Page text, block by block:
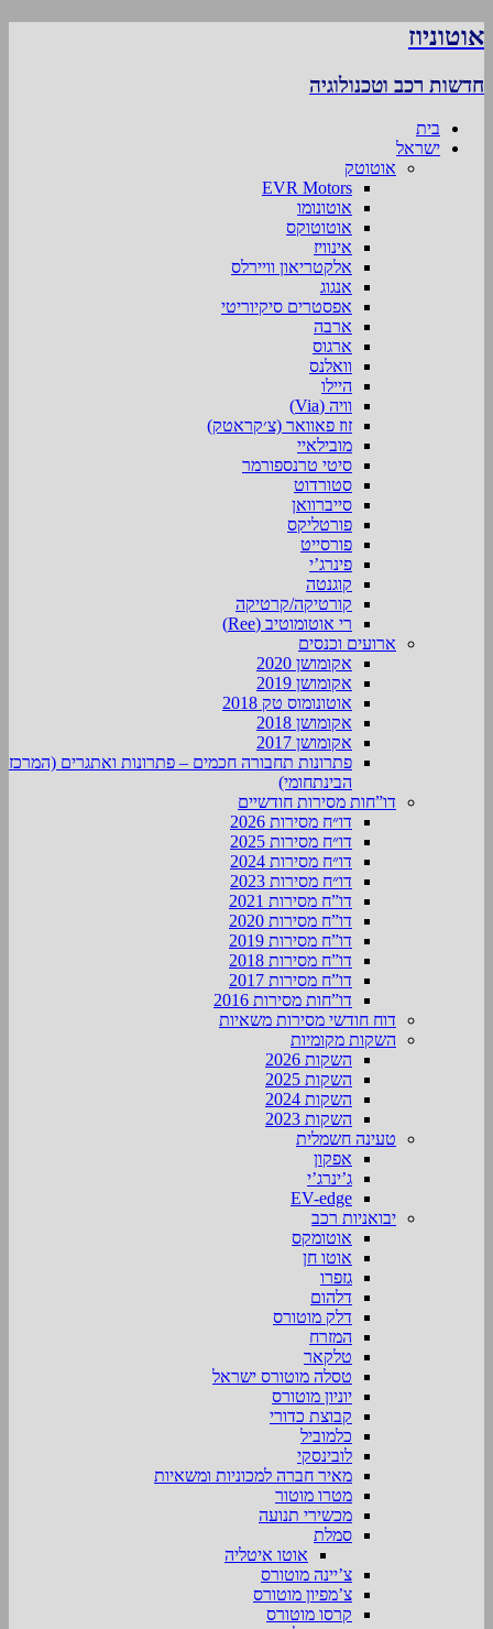
אוטוניוז
חדשות רכב וטכנולוגיה
בית
ישראל
אוטוטק
EVR Motors
אוטונומו
אוטוטוקס
אינוויז
אלקטריאון וויירלס
אנגוג
אפסטרים סיקיוריטי
ארבה
ארגוס
וואלנס
היילו
וויה (Via)
זוז פאוואר (צ׳קראטק)
מובילאיי
סיטי טרנספורמר
סטורדוט
סייברוואן
פורטליקס
פורסייט
פינרג’י
קוגנטה
קורטיקה/קרטיקה
רי אוטומוטיב (Ree)
ארועים וכנסים
אקומושן 2020
אקומושן 2019
אוטונומוס טק 2018
אקומושן 2018
אקומושן 2017
פתרונות תחבורה חכמים – פתרונות ואתגרים (המרכז
הבינתחומי)
דו”חות מסירות חודשיים
דו״ח מסירות 2026
דו״ח מסירות 2025
דו״ח מסירות 2024
דו״ח מסירות 2023
דו”ח מסירות 2021
דו”ח מסירות 2020
דו”ח מסירות 2019
דו”ח מסירות 2018
דו”ח מסירות 2017
דו”חות מסירות 2016
דוח חודשי מסירות משאיות
השקות מקומיות
השקות 2026
השקות 2025
השקות 2024
השקות 2023
טעינה חשמלית
אפקון
ג’ינרג’י
EV-edge
יבואניות רכב
אוטומקס
אוטו חן
גזפרו
דלהום
דלק מוטורס
המזרח
טלקאר
טסלה מוטורס ישראל
יוניון מוטורס
קבוצת כדורי
כלמוביל
לובינסקי
מאיר חברה למכוניות ומשאיות
מטרו מוטור
מכשירי תנועה
סמלת
אוטו איטליה
צ’יינה מוטורס
צ’מפיון מוטורס
קרסו מוטורס